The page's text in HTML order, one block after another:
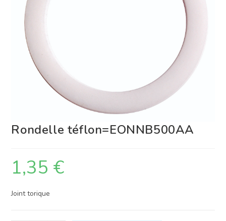
Rondelle téflon=EONNB500AA
1,35 €
Joint torique